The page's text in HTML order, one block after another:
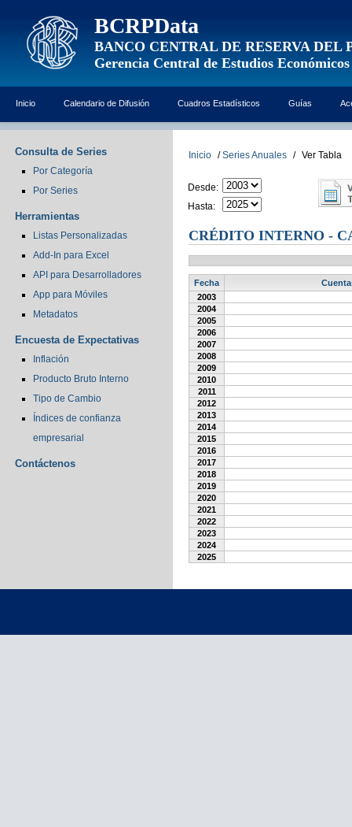
BCRPData
BANCO CENTRAL DE RESERVA DEL
Gerencia Central de Estudios Económicos
Inicio Calendario de Difusión Cuadros Estadísticos Guías
Consulta de Series
Por Categoría
Por Series
Herramientas
Listas Personalizadas
Add-In para Excel
API para Desarrolladores
App para Móviles
Metadatos
Encuesta de Expectativas
Inflación
Producto Bruto Interno
Tipo de Cambio
Índices de confianza
empresarial
Contáctenos
Inicio / Series Anuales / Ver Tabla
Desde:
Hasta:
CRÉDITO INTERNO -
Fecha
2003
2004
2005
2006
2007
2008
2009
2010
2011
2012
2013
2014
2015
2016
2017
2018
2019
2020
2021
2022
2023
2024
2025